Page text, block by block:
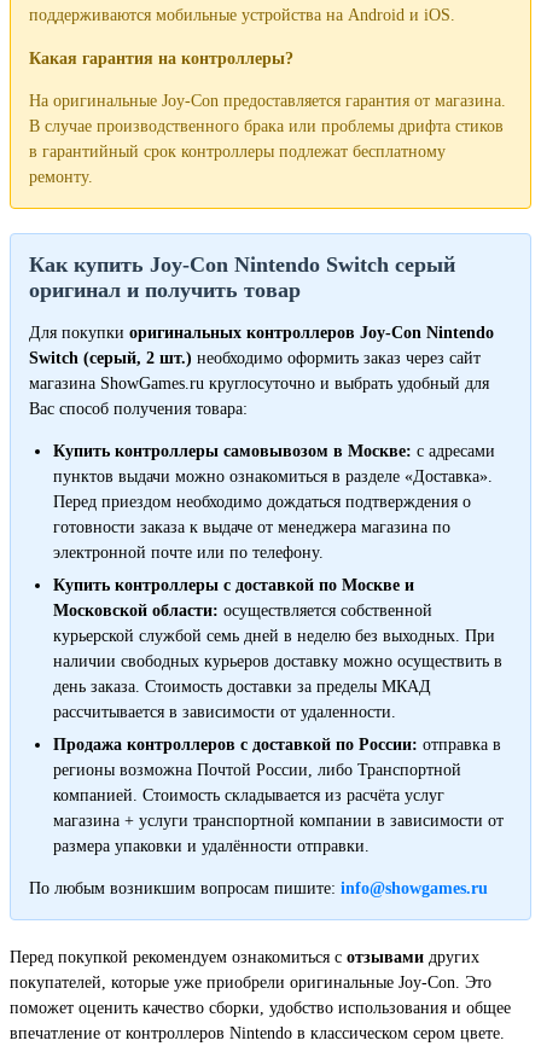
поддерживаются мобильные устройства на Android и iOS.
Какая гарантия на контроллеры?
На оригинальные Joy-Con предоставляется гарантия от магазина.
В случае производственного брака или проблемы дрифта стиков
в гарантийный срок контроллеры подлежат бесплатному
ремонту.
Как купить Joy-Con Nintendo Switch серый
оригинал и получить товар
Для покупки оригинальных контроллеров Joy-Con Nintendo
Switch (серый, 2 шт.) необходимо оформить заказ через сайт
магазина ShowGames.ru круглосуточно и выбрать удобный для
Вас способ получения товара:
Купить контроллеры самовывозом в Москве: с адресами
пунктов выдачи можно ознакомиться в разделе «Доставка».
Перед приездом необходимо дождаться подтверждения о
готовности заказа к выдаче от менеджера магазина по
электронной почте или по телефону.
Купить контроллеры с доставкой по Москве и
Московской области: осуществляется собственной
курьерской службой семь дней в неделю без выходных. При
наличии свободных курьеров доставку можно осуществить в
день заказа. Стоимость доставки за пределы МКАД
рассчитывается в зависимости от удаленности.
Продажа контроллеров с доставкой по России: отправка в
регионы возможна Почтой России, либо Транспортной
компанией. Стоимость складывается из расчёта услуг
магазина + услуги транспортной компании в зависимости от
размера упаковки и удалённости отправки.
По любым возникшим вопросам пишите: info@showgames.ru
Перед покупкой рекомендуем ознакомиться с отзывами других
покупателей, которые уже приобрели оригинальные Joy-Con. Это
поможет оценить качество сборки, удобство использования и общее
впечатление от контроллеров Nintendo в классическом сером цвете.